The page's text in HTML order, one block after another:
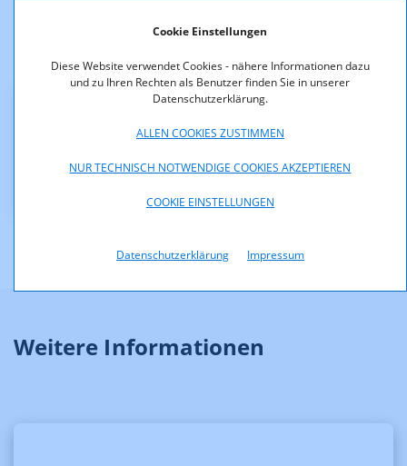
Cookie Einstellungen
Diese Website verwendet Cookies - nähere Informationen dazu
und zu Ihren Rechten als Benutzer finden Sie in unserer
Datenschutzerklärung.
ALLEN COOKIES ZUSTIMMEN
NUR TECHNISCH NOTWENDIGE COOKIES AKZEPTIEREN
COOKIE EINSTELLUNGEN
Datenschutzerklärung Impressum
KOA_2.100-09-037_-_Bescheid_NM_Media.pdf (pdf,
31,4 KB)
Weitere Informationen